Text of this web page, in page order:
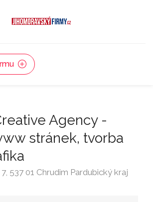
Agency -
stránek, tvorba
537 01 Chrudim Pardubický kraj